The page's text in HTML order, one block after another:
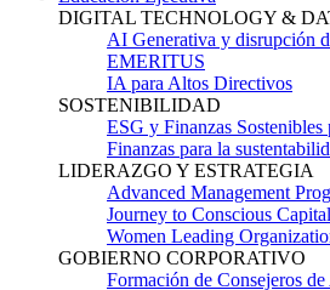
DIGITAL TECHNOLOGY &
AI Generativa y disrupción
EMERITUS
IA para Altos Directivos
SOSTENIBILIDAD
ESG y Finanzas Sostenibles
Finanzas para la
LIDERAZGO Y ESTRATEGIA
Advanced Management
Journey to Conscious
Women Leading
GOBIERNO CORPORATIVO
Formación de Consejeros